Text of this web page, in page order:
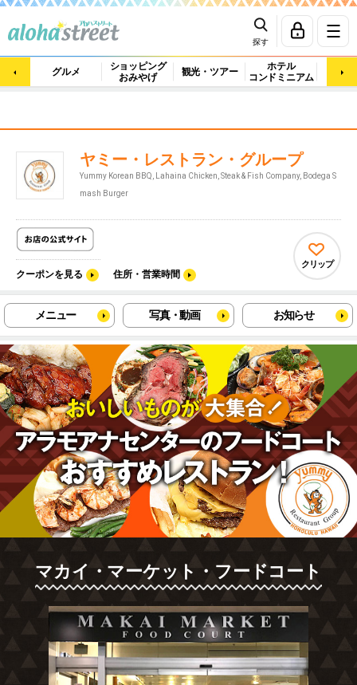
探す
グルメ
ショッピング
おみやげ
観光・ツアー
ホテル
コンドミニアム
マッ
ヤミー・レストラン・グループ
Yummy Korean BBQ, Lahaina Chicken, Steak & Fish Company, Bodega S
mash Burger
クーポンを見る 住所・営業時間
クリップ
メニュー 写真・動画 お知らせ
マカイ・マーケット・ フードコート